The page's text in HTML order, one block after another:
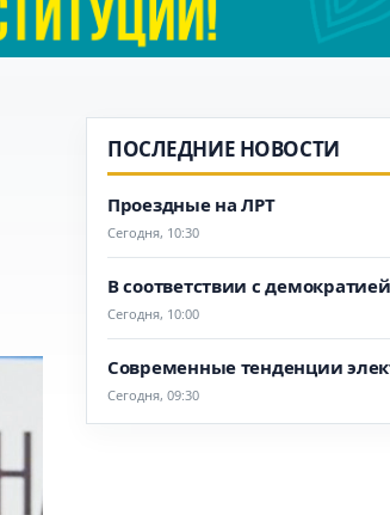
ПОСЛЕДНИЕ НОВОСТИ
Проездные на ЛРТ
Сегодня, 10:30
В соответствии с демократией
Сегодня, 10:00
Современные тенденции
Сегодня, 09:30